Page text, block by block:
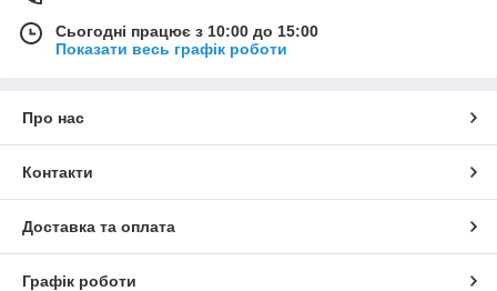
Сьогодні працює з 10:00 до 15:00
Показати весь графік роботи
Про нас
Контакти
Доставка та оплата
Графік роботи